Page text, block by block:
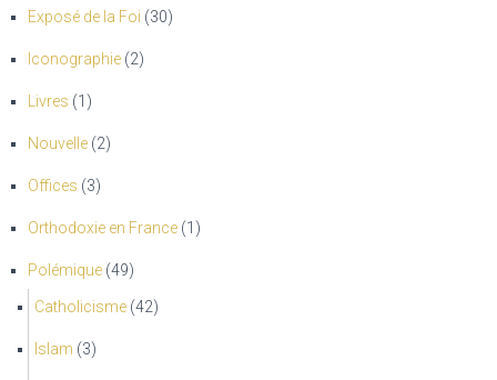
Exposé de la Foi (30)
Iconographie (2)
Livres (1)
Nouvelle (2)
Offices (3)
Orthodoxie en France (1)
Polémique (49)
Catholicisme (42)
Islam (3)